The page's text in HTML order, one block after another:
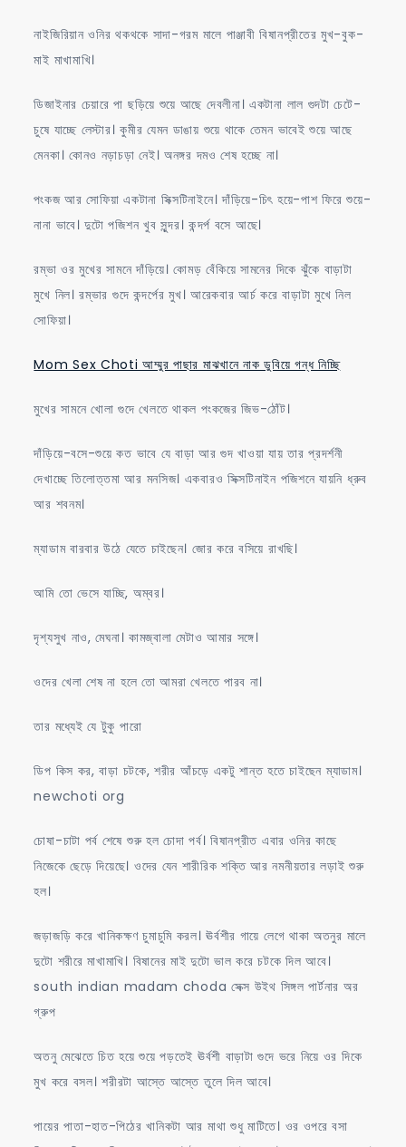
নাইজিরিয়ান ওনির থকথকে সাদা-গরম মালে পাঞ্জাবী বিষানপ্রীতের মুখ-বুক-
মাই মাখামাখি।
ডিজাইনার চেয়ারে পা ছড়িয়ে শুয়ে আছে দেবলীনা। একটানা লাল গুদটা চেটে-
চুষে যাচ্ছে লেস্টার। কুমীর যেমন ডাঙায় শুয়ে থাকে তেমন ভাবেই শুয়ে আছে
মেনকা। কোনও নড়াচড়া নেই। অনঙ্গর দমও শেষ হচ্ছে না।
পংকজ আর সোফিয়া একটানা সিক্সটিনাইনে। দাঁড়িয়ে-চিৎ হয়ে-পাশ ফিরে শুয়ে-
নানা ভাবে। দুটো পজিশন খুব সুন্দর। কন্দর্প বসে আছে।
রম্ভা ওর মুখের সামনে দাঁড়িয়ে। কোমড় বেঁকিয়ে সামনের দিকে ঝুঁকে বাড়াটা
মুখে নিল। রম্ভার গুদে কন্দর্পের মুখ। আরেকবার আর্চ করে বাড়াটা মুখে নিল
সোফিয়া।
Mom Sex Choti আম্মুর পাছার মাঝখানে নাক ডুবিয়ে গন্ধ নিচ্ছি
মুখের সামনে খোলা গুদে খেলতে থাকল পংকজের জিভ-ঠোঁট।
দাঁড়িয়ে-বসে-শুয়ে কত ভাবে যে বাড়া আর গুদ খাওয়া যায় তার প্রদর্শনী
দেখাচ্ছে তিলোত্তমা আর মনসিজ। একবারও সিক্সটিনাইন পজিশনে যায়নি ধ্রুব
আর শবনম।
ম্যাডাম বারবার উঠে যেতে চাইছেন। জোর করে বসিয়ে রাখছি।
আমি তো ভেসে যাচ্ছি, অম্বর।
দৃশ্যসুখ নাও, মেঘনা। কামজ্বালা মেটাও আমার সঙ্গে।
ওদের খেলা শেষ না হলে তো আমরা খেলতে পারব না।
তার মধ্যেই যে টুকু পারো
ডিপ কিস কর, বাড়া চটকে, শরীর আঁচড়ে একটু শান্ত হতে চাইছেন ম্যাডাম।
newchoti org
চোষা-চাটা পর্ব শেষে শুরু হল চোদা পর্ব। বিষানপ্রীত এবার ওনির কাছে
নিজেকে ছেড়ে দিয়েছে। ওদের যেন শারীরিক শক্তি আর নমনীয়তার লড়াই শুরু
হল।
জড়াজড়ি করে খানিকক্ষণ চুমাচুমি করল। ঊর্বশীর গায়ে লেগে থাকা অতনুর মালে
দুটো শরীরে মাখামাখি। বিষানের মাই দুটো ভাল করে চটকে দিল আবে।
south indian madam choda সেক্স উইথ সিঙ্গল পার্টনার অর
গ্রুপ
অতনু মেঝেতে চিত হয়ে শুয়ে পড়তেই ঊর্বশী বাড়াটা গুদে ভরে নিয়ে ওর দিকে
মুখ করে বসল। শরীরটা আস্তে আস্তে তুলে দিল আবে।
পায়ের পাতা-হাত-পিঠের খানিকটা আর মাথা শুধু মাটিতে। ওর ওপরে বসা